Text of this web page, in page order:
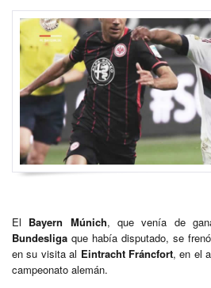
El Bayern Múnich, que venía de
Bundesliga que había disputado, se
en su visita al Eintracht Fráncfort, en el
campeonato alemán.